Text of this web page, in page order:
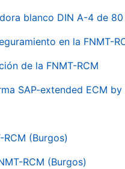
blanco DIN A-4 de 80
en la FNMT-
de la FNMT-RCM
SAP-extended ECM by
(Burgos)
RCM (Burgos)